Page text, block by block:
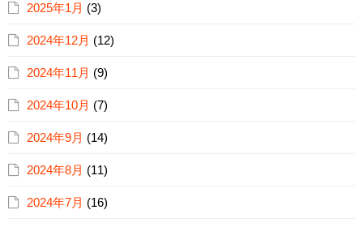
2025年1月 (3)
2024年12月 (12)
2024年11月 (9)
2024年10月 (7)
2024年9月 (14)
2024年8月 (11)
2024年7月 (16)